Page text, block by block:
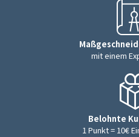
mit einem
Belohnte
1 Punkt = 10€